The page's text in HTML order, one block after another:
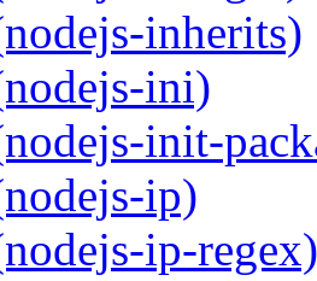
inherits)
ini)
init-
ip)
ip-regex)